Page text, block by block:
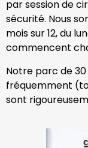
par session de
sécurité. Nous
mois sur 12, du
commencent
Notre parc de
fréquemment
sont